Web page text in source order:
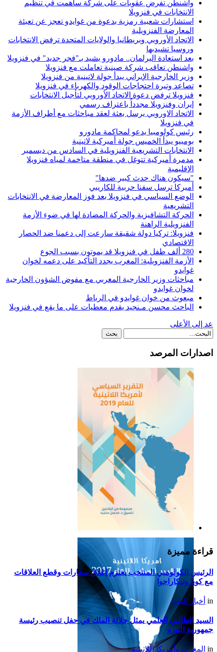
واشنطن تفرض عقوبات على شركة ساهمت في تنظيم
الانتخابات في فنزويلا
استشارات شعبية رمزية بدعوة من غوايدو تعجز عن تعبئة
المعارضة الفنزويلية
الاتحاد الأوروبي وبريطانيا والولايات المتحدة ترفض الانتخابات
وروسيا تشيدبها
بعد استعادة البرلمان.. مادورو يشيد بـ"فجر جديد" في فنزويلا
واشنطن تعاقب شركة صينية تعاملت مع فنزويلا
وزير الخارجية الإيراني يبدأ جولة لاتينية من فنزويلا
تصاعد وتيرة احتجاجات الوقود والكهرباء في فنزويلا
فنزويلا ترفض دعوة الاتحاد الأوروبي لتأجيل الانتخابات
إيران وفنزويلا مجدداً باعتراف رسمي
الاتحاد الاوروبي يرسل بعثة لعقد مباحثات مع أطراف الأزمة
في فنزويلا
رئيس كولومبيا يدعو لمحاكمة مادورو
بومبيو يبدأ الخميس جولة أميركية لاتينية
الانتخابات التشريعية الفنزويلية في السادس من ديسمبر
مدمرة أميركية تتوغل في منطقة متاخمة لمياه فنزويلا
الإقليمية
"سيكون هناك حدث كبير ضدها"
أميركا ترسل سفنا حربية للكاريبي
الوضع السياسي في فنزويلا بعد فوز المعارضة في الانتخابات
التشريعية
الحركة التشافيزية والحركة المضادة لها في ضوء الأزمة
الفنزويلية الراهنة
فنزويلا: تركيا دولة شقيقة سارعت إلى دعمنا ضد الحصار
الاقتصادي
280 ألف طفل في فنزويلا قد يموتون بسبب الجوع
الأزمة الفنزويلية: المغرب يجدد التأكيد على دعمه لخوان
غوايدو
مباحثات وزير الخارجية المغربي مع مفوض الشؤون الخارجية
لخوان غوايدو
مبعوث من خوان غوايدو في الرباط
الباحث محسن مـنجيد يقدم معطيات على ما يقع في فنزويلا
عد إلى الأعلى
اصدارات المرصد
التقرير السياسي لأمريكا
اللاتينية للعام 2019
قراءة مميزة
الرئيس الكولومبي المنتخب يعتزم إغلاق سفارات وقطع العلاقات
مع كوبا ونيكاراجوا
in أخبار اليوم
السيد الطالبي العلمي يمثل جلالة الملك في حفل تنصيب رئيسة
جمهورية البيرو
in المغرب وأمريكا اللاتينية